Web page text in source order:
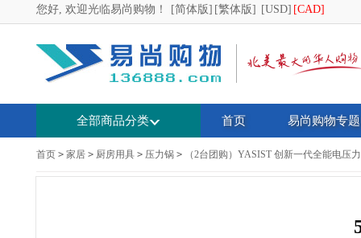
您好, 欢迎光临易尚购物！ [简体版] [繁体版] [USD] [CAD]
全部商品分类 首页 易尚购物专题
首页 > 家居 > 厨房用具 > 压力锅 > （2台团购）YASIST 创新一代全能电压